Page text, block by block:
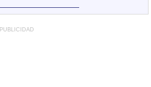
PUBLICIDAD